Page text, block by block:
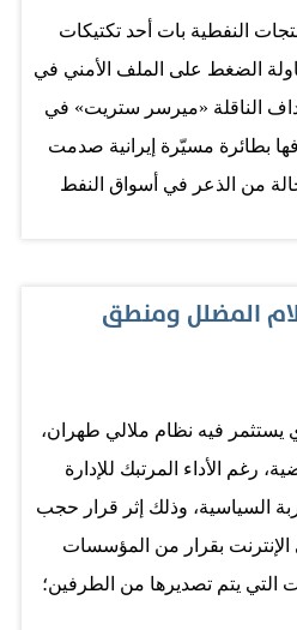
النفطية بات أحد تكتيكات
الضغط على الملف الأمني في
الناقلة «ميرسر ستريت» في
بطائرة مسيّرة إيرانية صدمت
من الذعر في أسواق النفط
وهو ما طرح التساؤل لدى
عن مدى تأثير «فيروس
كالعادة، إلى نفي أي صلة
لا تزال جارية، إلا أن من المرجح
سير الناقلة من دون أي
المضلل ومنطق
يستثمر فيه نظام ملالي طهران،
رغم الأداء المرتبك للإدارة
السياسية، وذلك إثر قرار حجب
الإنترنت بقرار من المؤسسات
التي يتم تصديرها من الطرفين؛